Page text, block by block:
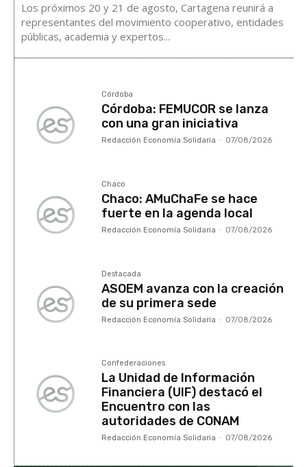
Los próximos 20 y 21 de agosto, Cartagena reunirá a
representantes del movimiento cooperativo, entidades
públicas, academia y expertos...
Córdoba
Córdoba: FEMUCOR se lanza
con una gran iniciativa
Redacción Economía Solidaria - 07/08/2026
Chaco
Chaco: AMuChaFe se hace
fuerte en la agenda local
Redacción Economía Solidaria - 07/08/2026
Destacada
ASOEM avanza con la creación
de su primera sede
Redacción Economía Solidaria - 07/08/2026
Confederaciones
La Unidad de Información
Financiera (UIF) destacó el
Encuentro con las
autoridades de CONAM
Redacción Economía Solidaria - 07/08/2026